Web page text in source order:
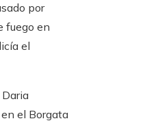
por
fuego en
el
el Borgata